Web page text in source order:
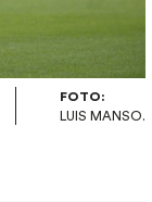
FOTO:
LUIS MANSO.